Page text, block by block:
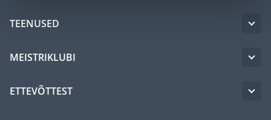
TEENUSED
MEISTRIKLUBI
ETTEVÕTTEST